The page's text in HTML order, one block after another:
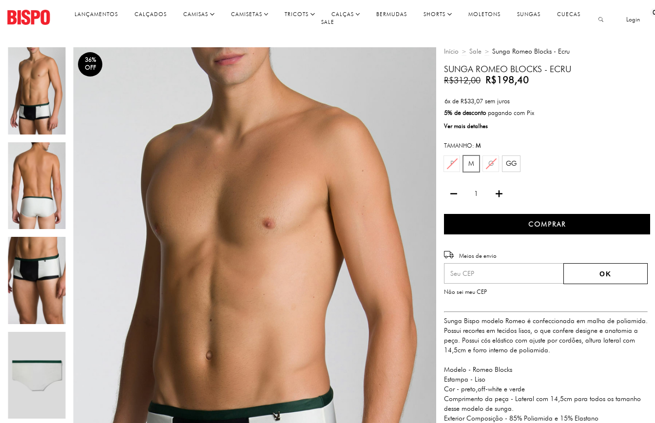
LANÇAMENTOS CALÇADOS CAMISAS CAMISETAS TRICOTS CALÇAS BERMUDAS SHORTS MOLETONS SUNGAS
CUECAS
SALE
Login
36%
OFF
Início > Sale > Sunga Romeo Blocks - Ecru
SUNGA ROMEO BLOCKS - ECRU
R$312,00 R$198,40
6x de R$33,07 sem juros
5% de descontopagando com Pix
Ver mais detalhes
TAMANHO: M
P M G GG
Entregas para o CEP:
Meios de envio
OK
Não sei meu CEP
Sunga Bispo modelo Romeo é confeccionada em malha de poliamida.
Possui recortes em tecidos lisos, o que confere designe e anatomia a
peça. Possui cós elástico com ajuste por cordões, altura lateral com
14,5cm e forro interno de poliamida.
Modelo - Romeo Blocks
Estampa - Liso
Cor - preto,off-white e verde
Comprimento da peça - Lateral com 14,5cm para todos os tamanho
desse modelo de sunga.
Exterior Composição - 85% Poliamida e 15% Elastano